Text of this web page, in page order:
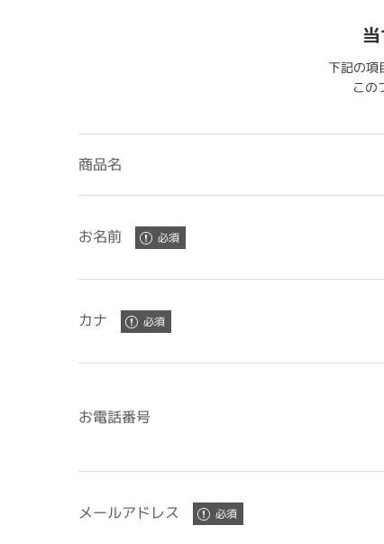
下記の項
この
商品名
お名前
カナ
お電話番号
メールアドレス